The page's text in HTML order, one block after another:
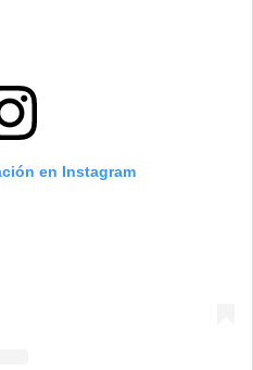
en Instagram